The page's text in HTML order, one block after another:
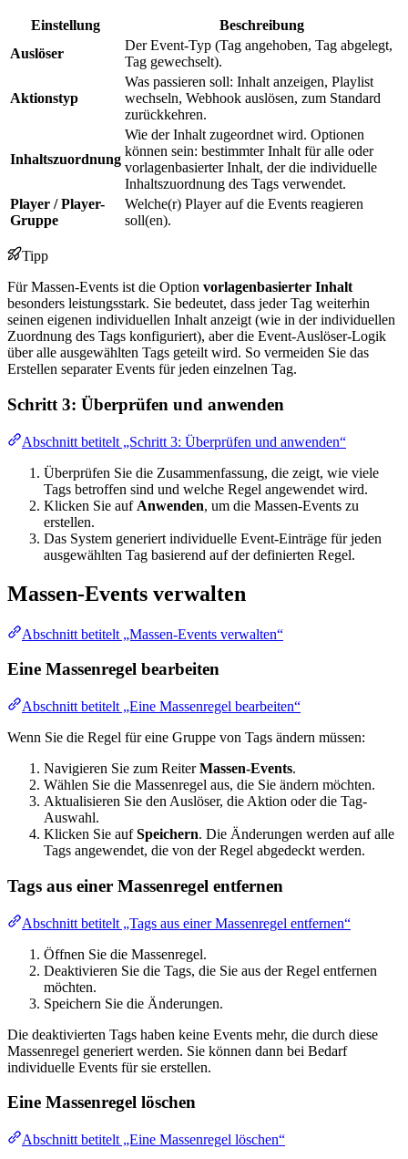
Einstellung
Beschreibung
Auslöser
Der Event-Typ (Tag angehoben, Tag abgelegt,
Tag gewechselt).
Aktionstyp
Was passieren soll: Inhalt anzeigen, Playlist
wechseln, Webhook auslösen, zum Standard
zurückkehren.
Inhaltszuordnung
Wie der Inhalt zugeordnet wird. Optionen
können sein: bestimmter Inhalt für alle oder
vorlagenbasierter Inhalt, der die individuelle
Inhaltszuordnung des Tags verwendet.
Player / Player-
Gruppe
Welche(r) Player auf die Events reagieren
soll(en).
Tipp
Für Massen-Events ist die Option vorlagenbasierter Inhalt
besonders leistungsstark. Sie bedeutet, dass jeder Tag weiterhin
seinen eigenen individuellen Inhalt anzeigt (wie in der individuellen
Zuordnung des Tags konfiguriert), aber die Event-Auslöser-Logik
über alle ausgewählten Tags geteilt wird. So vermeiden Sie das
Erstellen separater Events für jeden einzelnen Tag.
Schritt 3: Überprüfen und anwenden
Abschnitt betitelt „Schritt 3: Überprüfen und anwenden“
Überprüfen Sie die Zusammenfassung, die zeigt, wie viele
Tags betroffen sind und welche Regel angewendet wird.
Klicken Sie auf Anwenden, um die Massen-Events zu
erstellen.
Das System generiert individuelle Event-Einträge für jeden
ausgewählten Tag basierend auf der definierten Regel.
Massen-Events verwalten
Abschnitt betitelt „Massen-Events verwalten“
Eine Massenregel bearbeiten
Abschnitt betitelt „Eine Massenregel bearbeiten“
Wenn Sie die Regel für eine Gruppe von Tags ändern müssen:
Navigieren Sie zum ReiterMassen-Events.
Wählen Sie die Massenregel aus, die Sie ändern möchten.
Aktualisieren Sie den Auslöser, die Aktion oder die Tag-
Auswahl.
Klicken Sie aufSpeichern. Die Änderungen werden auf alle
Tags angewendet, die von der Regel abgedeckt werden.
Tags aus einer Massenregel entfernen
Abschnitt betitelt „Tags aus einer Massenregel entfernen“
Öffnen Sie die Massenregel.
Deaktivieren Sie die Tags, die Sie aus der Regel entfernen
möchten.
Speichern Sie die Änderungen.
Die deaktivierten Tags haben keine Events mehr, die durch diese
Massenregel generiert werden. Sie können dann bei Bedarf
individuelle Events für sie erstellen.
Eine Massenregel löschen
Abschnitt betitelt „Eine Massenregel löschen“